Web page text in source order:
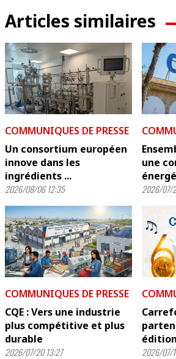
Articles similaires
COMMUNIQUES DE PRESSE
Un consortium européen
innove dans les
ingrédients ...
2026/08/06 12:35
une
2026/07/
COMMUNIQUES DE PRESSE
CQE : Vers une industrie
plus compétitive et plus
durable
2026/07/20 13:27 2026/07/